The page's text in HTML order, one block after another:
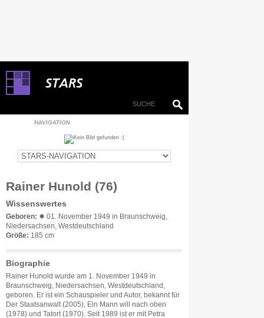
NAVIGATION
Rainer Hunold (76)
Wissenswertes
Geboren: ✹ 01. November 1949 in Braunschweig,
Niedersachsen, Westdeutschland
Größe: 185 cm
Biographie
Rainer Hunold wurde am 1. November 1949 in
Braunschweig, Niedersachsen, Westdeutschland,
geboren. Er ist ein Schauspieler und Autor, bekannt für
Der Staatsanwalt (2005), Ein Mann will nach oben
(1978) und Tatort (1970). Seit 1989 ist er mit Petra